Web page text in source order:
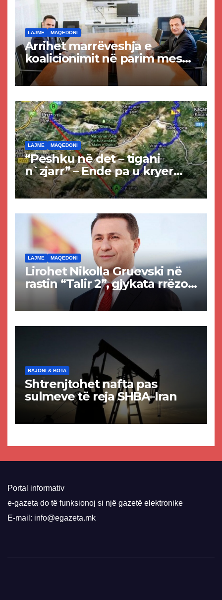
LAJME MAQEDONI
Arrihet marrëveshja e
koalicionimit në parim mes
Kurtit dhe Abdixhikut
LAJME MAQEDONI
“Peshku në det – tigani
n`zjarr” – Ende pa u kryer
projekti i tunelit, komuna e
Tetovës nis punimet për
LAJME MAQEDONI
Lirohet Nikolla Gruevski në
rastin “Talir 2”, gjykata rrëzon
akuzat për ndërtimin e
paligjshëm të selisë së
RAJONI & BOTA
Shtrenjtohet nafta pas
sulmeve të reja SHBA–Iran
Portal informativ
e-gazeta do të funksionoj si një gazetë elektronike
E-mail: info@egazeta.mk